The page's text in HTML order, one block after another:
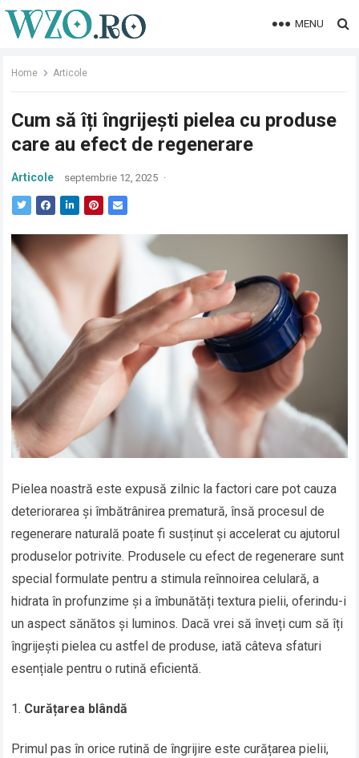
MENU
Home Articole
Cum să îți îngrijești pielea cu produse
care au efect de regenerare
Articole septembrie 12, 2025 ·
Pielea noastră este expusă zilnic la factori care pot cauza
deteriorarea și îmbătrânirea prematură, însă procesul de
regenerare naturală poate fi susținut și accelerat cu ajutorul
produselor potrivite. Produsele cu efect de regenerare sunt
special formulate pentru a stimula reînnoirea celulară, a
hidrata în profunzime și a îmbunătăți textura pielii, oferindu-i
un aspect sănătos și luminos. Dacă vrei să înveți cum să îți
îngrijești pielea cu astfel de produse, iată câteva sfaturi
esențiale pentru o rutină eficientă.
Curățarea blândă
Primul pas în orice rutină de îngrijire este curățarea pielii,